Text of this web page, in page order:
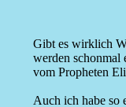
Gibt es wirklich
werden schonmal
vom Propheten
Auch ich habe so